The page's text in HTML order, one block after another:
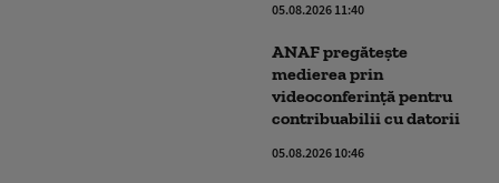
05.08.2026 11:40
ANAF pregătește
medierea prin
videoconferință pentru
contribuabilii cu datorii
05.08.2026 10:46